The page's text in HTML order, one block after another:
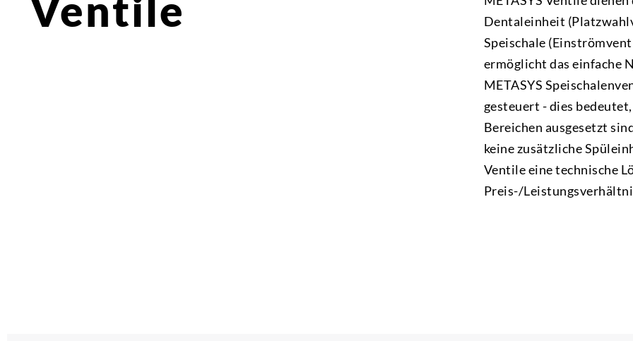
Ventile
Dentaleinheit
Speischale
ermöglicht das einfache
METASYS
gesteuert - dies
Bereichen ausgesetzt
keine zusätzliche
Ventile eine technische
Preis-/